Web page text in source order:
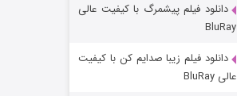
جادوگری در مغولستان
دانلود فیلم پیشمرگ با کیفیت عالی
BluRay
دانلود فیلم زیبا صدایم کن با کیفیت
عالی BluRay